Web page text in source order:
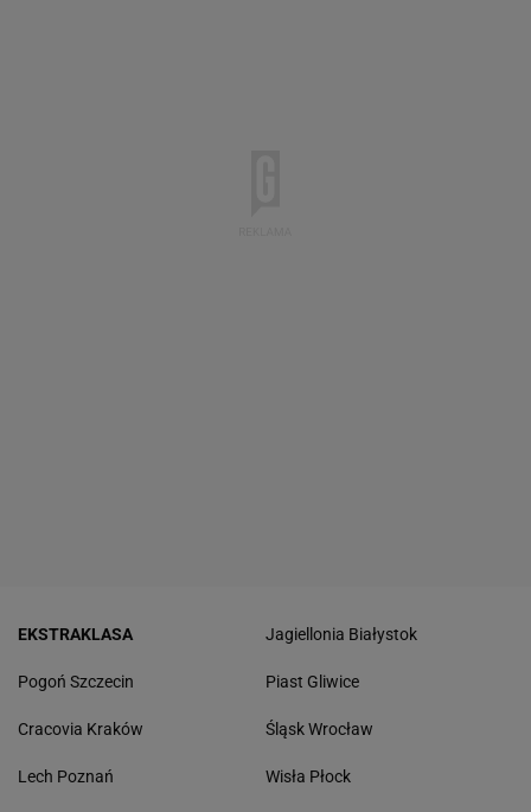
EKSTRAKLASA
Pogoń Szczecin
Cracovia Kraków
Lech Poznań
Jagiellonia Białystok
Piast Gliwice
Śląsk Wrocław
Wisła Płock